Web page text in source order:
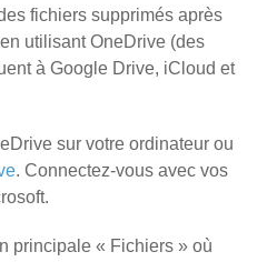
fichiers supprimés après
utilisant OneDrive (des
à Google Drive, iCloud et
sur votre ordinateur ou
. Connectez-vous avec vos
principale « Fichiers » où